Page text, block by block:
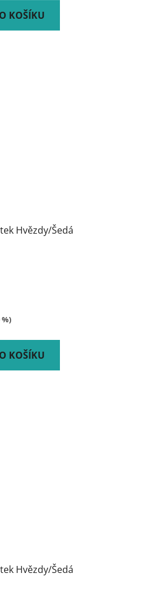
KOŠÍKU
Hvězdy/Šedá
%)
KOŠÍKU
Hvězdy/Šedá